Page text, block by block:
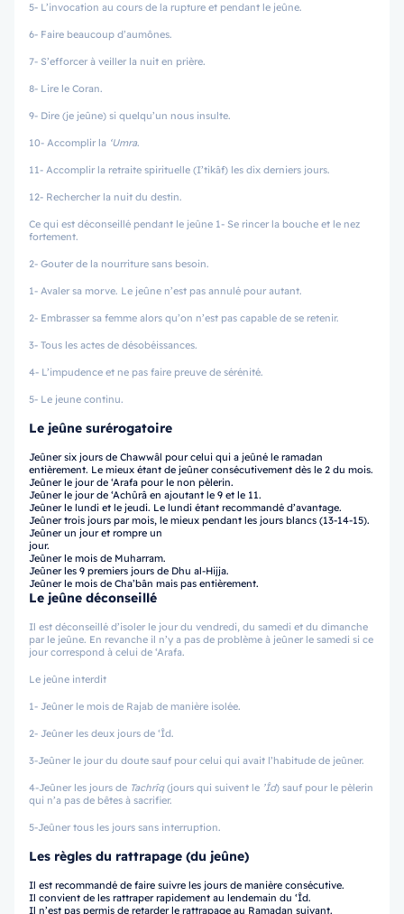
5- L’invocation au cours de la rupture et pendant le jeûne.
6- Faire beaucoup d’aumônes.
7- S’efforcer à veiller la nuit en prière.
8- Lire le Coran.
9- Dire (je jeûne) si quelqu’un nous insulte.
10- Accomplir la ‘Umra.
11- Accomplir la retraite spirituelle (I’tikâf) les dix derniers jours.
12- Rechercher la nuit du destin.
Ce qui est déconseillé pendant le jeûne 1- Se rincer la bouche et le nez
fortement.
2- Gouter de la nourriture sans besoin.
1- Avaler sa morve. Le jeûne n’est pas annulé pour autant.
2- Embrasser sa femme alors qu’on n’est pas capable de se retenir.
3- Tous les actes de désobéissances.
4- L’impudence et ne pas faire preuve de sérénité.
5- Le jeune continu.
Le jeûne surérogatoire
Jeûner six jours de Chawwâl pour celui qui a jeûné le ramadan
entièrement. Le mieux étant de jeûner consécutivement dès le 2 du mois.
Jeûner le jour de ‘Arafa pour le non pèlerin.
Jeûner le jour de ‘Achûrâ en ajoutant le 9 et le 11.
Jeûner le lundi et le jeudi. Le lundi étant recommandé d’avantage.
Jeûner trois jours par mois, le mieux pendant les jours blancs (13-14-15).
Jeûner un jour et rompre un
jour.
Jeûner le mois de Muharram.
Jeûner les 9 premiers jours de Dhu al-Hijja.
Jeûner le mois de Cha’bân mais pas entièrement.
Le jeûne déconseillé
Il est déconseillé d’isoler le jour du vendredi, du samedi et du dimanche
par le jeûne. En revanche il n’y a pas de problème à jeûner le samedi si ce
jour correspond à celui de ‘Arafa.
Le jeûne interdit
1- Jeûner le mois de Rajab de manière isolée.
2- Jeûner les deux jours de ‘Îd.
3-Jeûner le jour du doute sauf pour celui qui avait l’habitude de jeûner.
4-Jeûner les jours de Tachrîq(jours qui suivent le ’Îd) sauf pour le pèlerin
qui n’a pas de bêtes à sacrifier.
5-Jeûner tous les jours sans interruption.
Les règles du rattrapage (du jeûne)
Il est recommandé de faire suivre les jours de manière consécutive.
Il convient de les rattraper rapidement au lendemain du ‘Îd.
Il n’est pas permis de retarder le rattrapage au Ramadan suivant.